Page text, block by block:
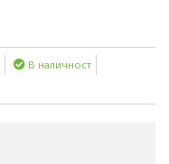
В наличност